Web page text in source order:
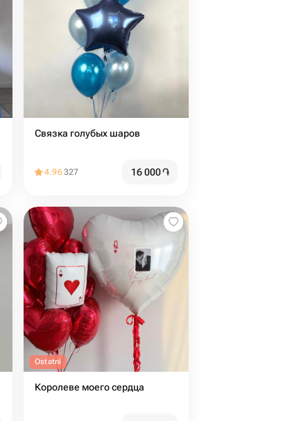
Связка голубых шаров
4.96327 16 000֏
Ostatni
Королеве моего сердца